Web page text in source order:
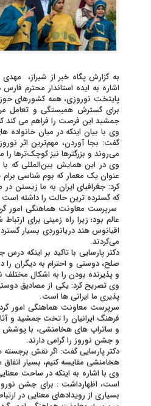
به گزارش پگاه خبر از شیراز،
اشاره به ایده استاندار محترم
پایتخت نوروزی، همه کشورهای
برای گسترش همبستگی و تعامل
جمشید این فرصت را فراهم می کند
وی با بیان اینکه در میان
گفت: بجا آوردن، مهم‌ترین اثر
می‌روند و بزرگترها نیز کوچک‌ترها
عنوان یک معمار که بوم شناسی
کرد: جغرافیای ایران به ما زیستن
که گسترده ترین حالت را داشته است
سرپرست معاونت هماهنگی امور
عالم بود؛ زیرا راه زمینی برای
اقیانوس هند دریانوردی بسیار
می‌کردند.
دکتر پارسایی با تاکید بر اینکه درس
صلح، دوستی و احترام به دیگران را
و پذیرنده بودن را به اشکال مختلف
وی تصریح کرد: یکی از مصادیق دوستی
پذیری ما ایرانی ها است.
سرپرست معاونت هماهنگی امور
فرهنگ ایرانیان را تخت جمشید و
و ساتراپ های هخامنشی، با پوشش
و جشن نوروز را گرامی دارند.
دکتر پارسایی گفت: اگر نقش
هخامنشی مقایسه کنیم، بسیار
وی با اشاره به اینکه در ساحت
است، اظهارداشت : برای جشن
بسیاری از رویدادهای معنایی در